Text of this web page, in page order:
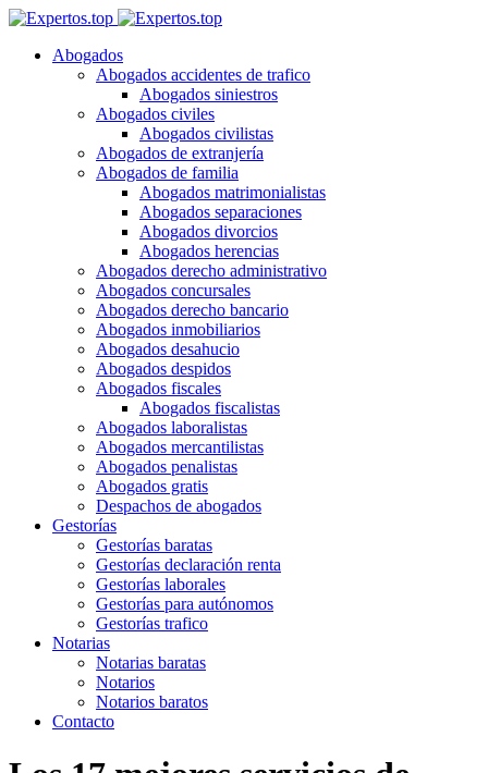
Abogados
Abogados accidentes de trafico
Abogados siniestros
Abogados civiles
Abogados civilistas
Abogados de extranjería
Abogados de familia
Abogados matrimonialistas
Abogados separaciones
Abogados divorcios
Abogados herencias
Abogados derecho administrativo
Abogados concursales
Abogados derecho bancario
Abogados inmobiliarios
Abogados desahucio
Abogados despidos
Abogados fiscales
Abogados fiscalistas
Abogados laboralistas
Abogados mercantilistas
Abogados penalistas
Abogados gratis
Despachos de abogados
Gestorías
Gestorías baratas
Gestorías declaración renta
Gestorías laborales
Gestorías para autónomos
Gestorías trafico
Notarias
Notarias baratas
Notarios
Notarios baratos
Contacto